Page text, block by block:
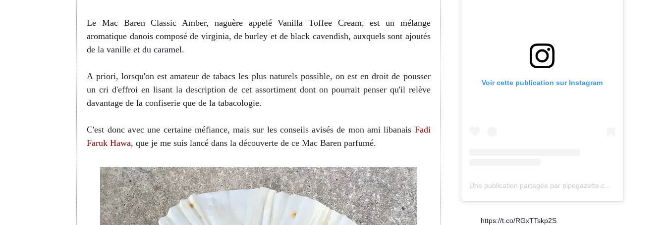
Le Mac Baren Classic Amber, naguère appelé Vanilla Toffee Cream, est un mélange
aromatique danois composé de virginia, de burley et de black cavendish, auxquels sont ajoutés
de la vanille et du caramel.
A priori, lorsqu'on est amateur de tabacs les plus naturels possible, on est en droit de pousser
un cri d'effroi en lisant la description de cet assortiment dont on pourrait penser qu'il relève
davantage de la confiserie que de la tabacologie.
C'est donc avec une certaine méfiance, mais sur les conseils avisés de mon ami libanais Fadi
Faruk Hawa, que je me suis lancé dans la découverte de ce Mac Baren parfumé.
Voir cette publication sur Instagram
Une publication partagée par pipegazette.com (@pipegazette)
https://t.co/RGxTTskp2S